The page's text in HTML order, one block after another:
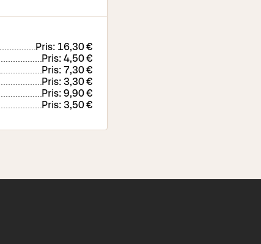
Pris: 16,30 €
Pris:4,50 €
Pris:7,30 €
Pris: 3,30 €
Pris:9,90 €
Pris: 3,50 €